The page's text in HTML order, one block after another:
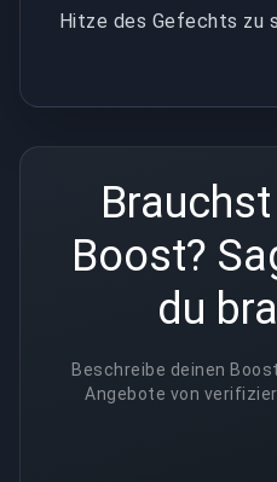
Hitze des Gefechts zu
Boost?
du
Beschreibe deinen
Angebote von